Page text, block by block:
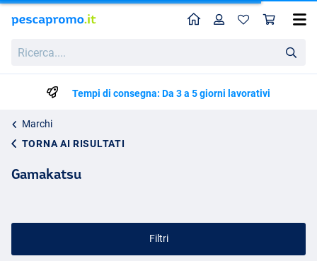
HomeProfilo
Tempi di consegna: Da 3 a 5 giorni lavorativi
Marchi
TORNA AI RISULTATI
Gamakatsu
Filtri